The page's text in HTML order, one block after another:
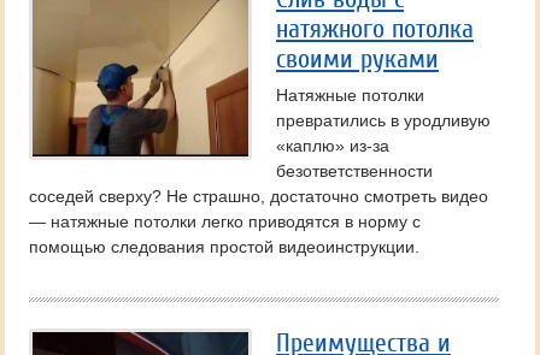
натяжного потолка
своими руками
Натяжные потолки
превратились в уродливую
«каплю» из-за
безответственности
соседей сверху? Не страшно, достаточно смотреть видео
— натяжные потолки легко приводятся в норму с
помощью следования простой видеоинструкции.
Преимущества и